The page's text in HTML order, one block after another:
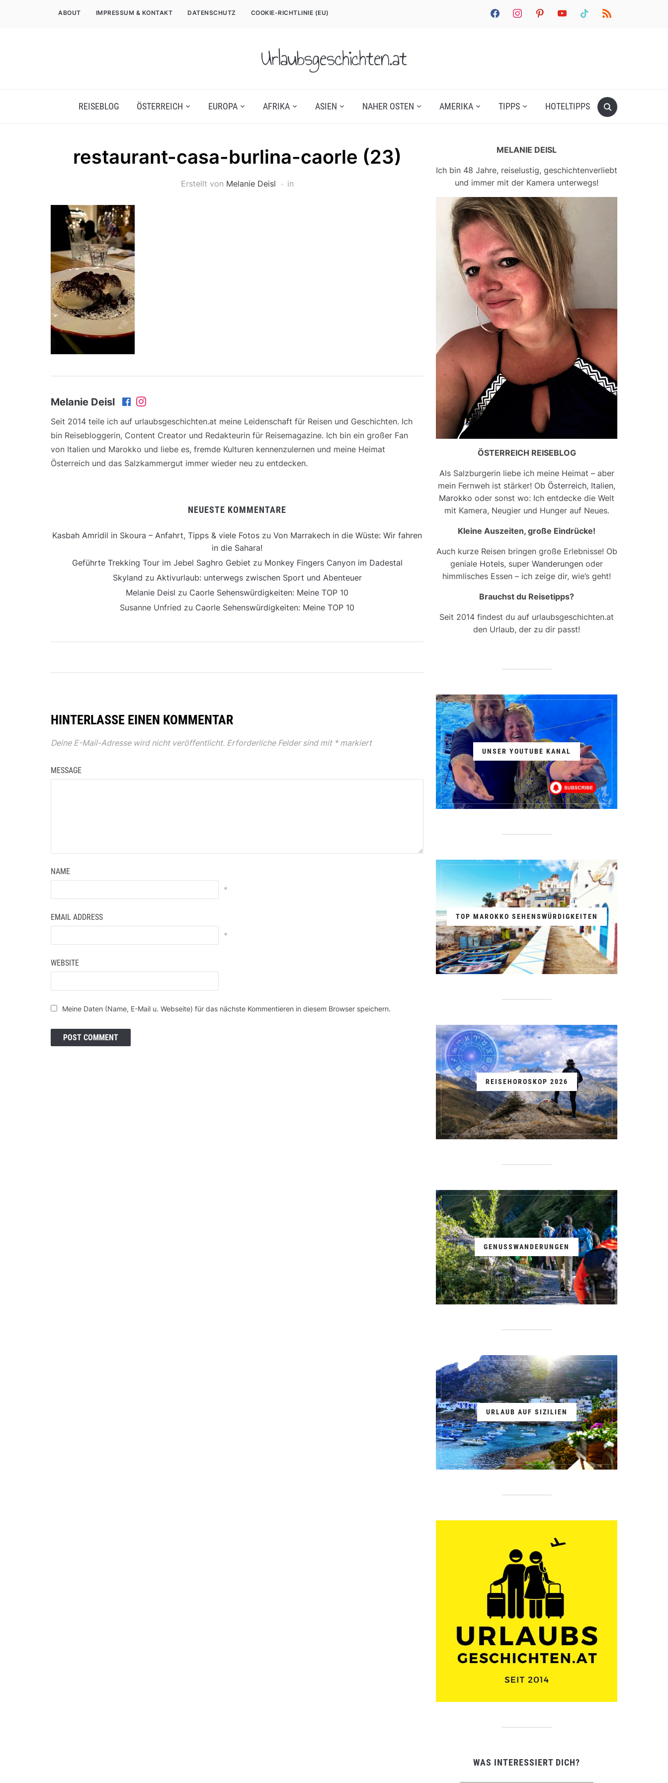
facebookinstagrampinterestyoutube tiktok rss
ABOUT IMPRESSUM & KONTAKT DATENSCHUTZ COOKIE-RICHTLINIE (EU)
Urlaubsgeschichten.at
REISEBLOG ÖSTERREICH EUROPA AFRIKA ASIEN NAHER OSTEN AMERIKA TIPPS HOTELTIPPS
restaurant-casa-burlina-caorle (23)
Erstellt von Melanie Deisl in
Melanie Deisl
Seit 2014 teile ich auf urlaubsgeschichten.at meine Leidenschaft für Reisen und Geschichten. Ich
bin Reisebloggerin, Content Creator und Redakteurin für Reisemagazine. Ich bin ein großer Fan
von Italien und Marokko und liebe es, fremde Kulturen kennenzulernen und meine Heimat
Österreich und das Salzkammergut immer wieder neu zu entdecken.
NEUESTE KOMMENTARE
Kasbah Amridil in Skoura – Anfahrt, Tipps & viele Fotos zu Von Marrakech in die Wüste: Wir fahren
in die Sahara!
Geführte Trekking Tour im Jebel Saghro Gebiet zu Monkey Fingers Canyon im Dadestal
Skyland zu Aktivurlaub: unterwegs zwischen Sport und Abenteuer
Melanie Deisl zu Caorle Sehenswürdigkeiten: Meine TOP 10
Susanne Unfried zu Caorle Sehenswürdigkeiten: Meine TOP 10
HINTERLASSE EINEN KOMMENTAR
Deine E-Mail-Adresse wird nicht veröffentlicht. Erforderliche Felder sind mit *markiert
MESSAGE
NAME
*
EMAIL ADDRESS
*
WEBSITE
Meine Daten (Name, E-Mail u. Webseite) für das nächste Kommentieren in diesem Browser speichern.
MELANIE DEISL
Ich bin 48 Jahre, reiselustig, geschichtenverliebt
und immer mit der Kamera unterwegs!
ÖSTERREICH REISEBLOG
Als Salzburgerin liebe ich meine Heimat – aber
mein Fernweh ist stärker! Ob Österreich, Italien,
Marokko oder sonst wo: Ich entdecke die Welt
mit Kamera, Neugier und Hunger auf Neues.
Kleine Auszeiten, große Eindrücke!
Auch kurze Reisen bringen große Erlebnisse! Ob
geniale Hotels, super Wanderungen oder
himmlisches Essen – ich zeige dir, wie’s geht!
Brauchst du Reisetipps?
Seit 2014 findest du auf urlaubsgeschichten.at
den Urlaub, der zu dir passt!
UNSER YOUTUBE KANAL
TOP MAROKKO SEHENSWÜRDIGKEITEN
REISEHOROSKOP 2026
GENUSSWANDERUNGEN
URLAUB AUF SIZILIEN
WAS INTERESSIERT DICH?